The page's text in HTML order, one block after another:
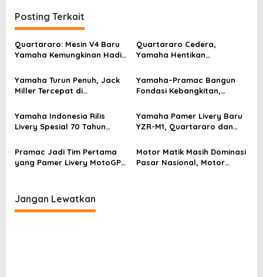
g
a
s
p
s
Posting Terkait
Quartararo: Mesin V4 Baru
Yamaha Kemungkinan Hadir
Quartararo Cedera,
Yamaha Hentikan
akibat Masalah Mesin V4
Yamaha Turun Penuh, Jack
Miller Tercepat di
Yamaha–Pramac Bangun
Fondasi Kebangkitan,
Era Regulasi Baru MotoGP
Yamaha Indonesia Rilis
Livery Spesial 70 Tahun
Yamaha Pamer Livery Baru
YZR-M1, Quartararo dan
pada Mesin V4
Pramac Jadi Tim Pertama
yang Pamer Livery MotoGP
Motor Matik Masih Dominasi
Pasar Nasional, Motor
Jangan Lewatkan